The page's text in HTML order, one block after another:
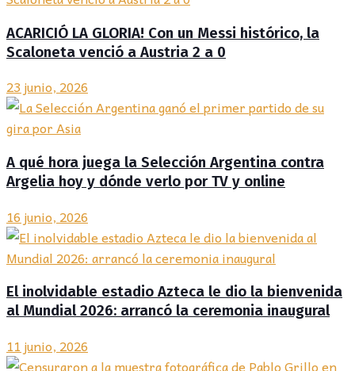
ACARICIÓ LA GLORIA! Con un Messi histórico, la
Scaloneta venció a Austria 2 a 0
23 junio, 2026
A qué hora juega la Selección Argentina contra
Argelia hoy y dónde verlo por TV y online
16 junio, 2026
El inolvidable estadio Azteca le dio la bienvenida
al Mundial 2026: arrancó la ceremonia inaugural
11 junio, 2026